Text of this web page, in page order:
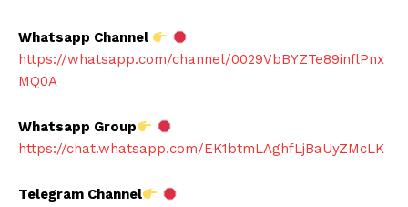
Whatsapp Channel
https://whatsapp.com/channel/0029VbBYZTe89inflPnx
MQ0A
Whatsapp Group
https://chat.whatsapp.com/EK1btmLAghfLjBaUyZMcLK
Telegram Channel